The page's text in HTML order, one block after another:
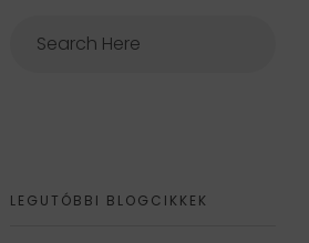
LEGUTÓBBI BLOGCIKKEK